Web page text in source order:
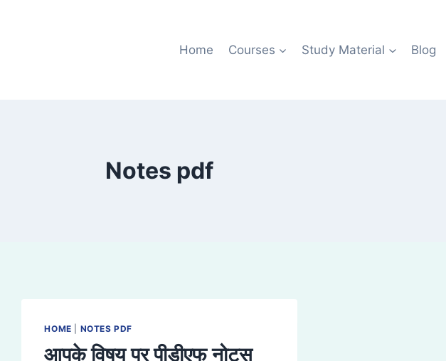
Home Courses Study Material Blog
Notes pdf
HOME NOTES PDF
आपके विषय पर पीडीएफ नोट्स